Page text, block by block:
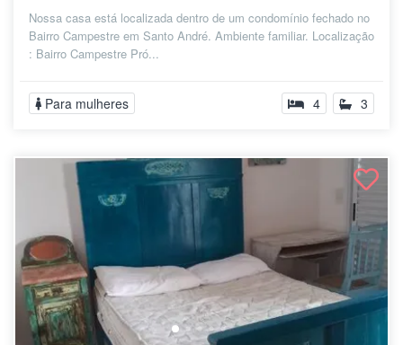
Nossa casa está localizada dentro de um condomínio fechado no
Bairro Campestre em Santo André. Ambiente familiar. Localização
: Bairro Campestre Pró...
Para mulheres 4 3